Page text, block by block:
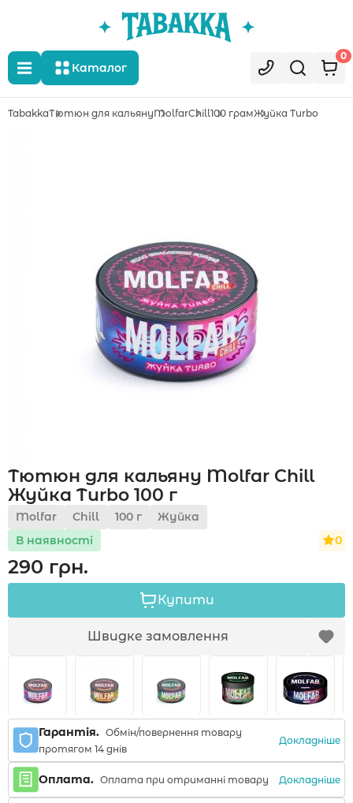
Каталог
0
Укр
TabakkaТютюн для кальянуMolfarChill100 грамЖуйка Turbo
Тютюн для кальяну Molfar Chill
Жуйка Turbo 100 г
Molfar Chill 100 г
Жуйка
В наявності
0
290 грн.
Купити
Швидке замовлення
Гарантія. Обмін/повернення товару
протягом 14 днів
Докладніше
Оплата. Оплата при отриманні товару Докладніше